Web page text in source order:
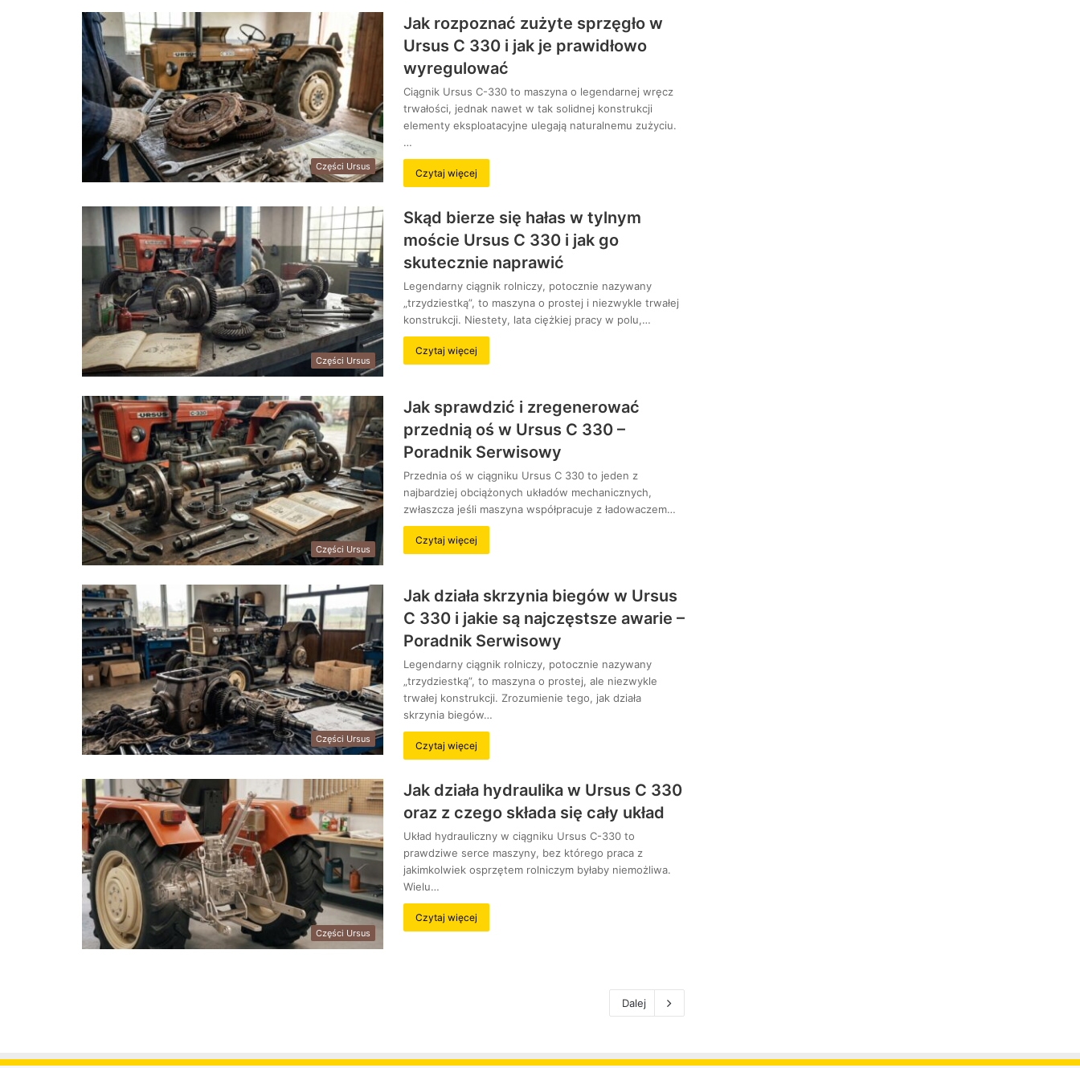
Części Ursus
Jak rozpoznać zużyte sprzęgło w
Ursus C 330 i jak je prawidłowo
wyregulować
Ciągnik Ursus C-330 to maszyna o legendarnej wręcz
trwałości, jednak nawet w tak solidnej konstrukcji
elementy eksploatacyjne ulegają naturalnemu zużyciu.
…
Czytaj więcej
Części Ursus
Skąd bierze się hałas w tylnym
moście Ursus C 330 i jak go
skutecznie naprawić
Legendarny ciągnik rolniczy, potocznie nazywany
„trzydziestką”, to maszyna o prostej i niezwykle trwałej
konstrukcji. Niestety, lata ciężkiej pracy w polu,…
Czytaj więcej
Części Ursus
Jak sprawdzić i zregenerować
przednią oś w Ursus C 330 –
Poradnik Serwisowy
Przednia oś w ciągniku Ursus C 330 to jeden z
najbardziej obciążonych układów mechanicznych,
zwłaszcza jeśli maszyna współpracuje z ładowaczem…
Czytaj więcej
Części Ursus
Jak działa skrzynia biegów w Ursus
C 330 i jakie są najczęstsze awarie –
Poradnik Serwisowy
Legendarny ciągnik rolniczy, potocznie nazywany
„trzydziestką”, to maszyna o prostej, ale niezwykle
trwałej konstrukcji. Zrozumienie tego, jak działa
skrzynia biegów…
Czytaj więcej
Części Ursus
Jak działa hydraulika w Ursus C 330
oraz z czego składa się cały układ
Układ hydrauliczny w ciągniku Ursus C-330 to
prawdziwe serce maszyny, bez którego praca z
jakimkolwiek osprzętem rolniczym byłaby niemożliwa.
Wielu…
Czytaj więcej
Dalej